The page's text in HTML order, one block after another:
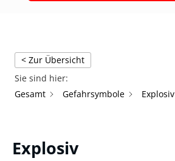
< Zur Übersicht
Sie sind hier:
Gesamt
Gefahrsymbole Explosiv
Explosiv